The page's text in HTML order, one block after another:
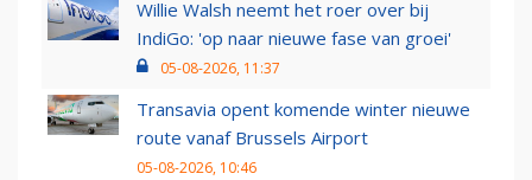
Willie Walsh neemt het roer over bij
IndiGo: 'op naar nieuwe fase van groei'
05-08-2026, 11:37
Transavia opent komende winter nieuwe
route vanaf Brussels Airport
05-08-2026, 10:46